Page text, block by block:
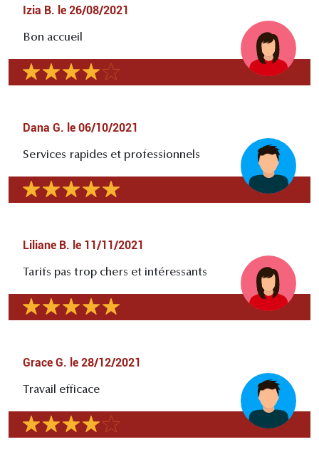
Izia B. le 26/08/2021
Bon accueil
Dana G. le 06/10/2021
Services rapides et professionnels
Liliane B. le 11/11/2021
Tarifs pas trop chers et intéressants
Grace G. le 28/12/2021
Travail efficace